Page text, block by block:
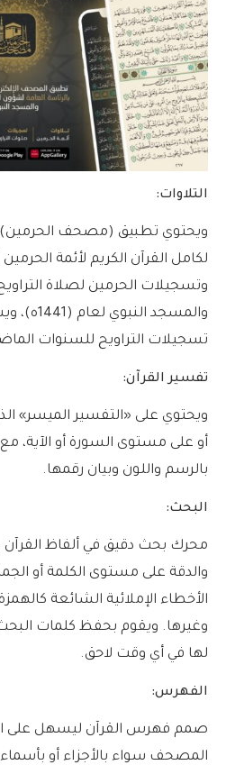
التلاوات:
ويحتوي تطبيق (مصحف الحرمين)
لكامل القرآن الكريم لأئمة
وتسجيلات الحرمين لصلاة
والمسجد
تسجيلات التراويح للسنوات
تفسير القرآن:
ويحتوي على «التفسير الميسر»
أو على مستوى السورة أو الآية، مع
بالرسم واللون وبيان رقمها.
البحث:
محرك بحث دقيق في ألفاظ القرآن
والدقة على مستوى الكلمة أو
الأخطاء الإملائية الشائعة
وغيرها. ويقوم بحفظ كلمات
لها في أي وقت لاحق.
الفهرس:
صمم فهرس القرآن ليسهل على
المصحف سواء بالأجزاء أو